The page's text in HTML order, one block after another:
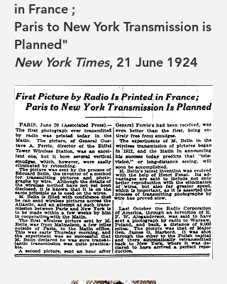
in France ;
Paris to New York Transmission is
Planned"
New York Times, 21 June 1924